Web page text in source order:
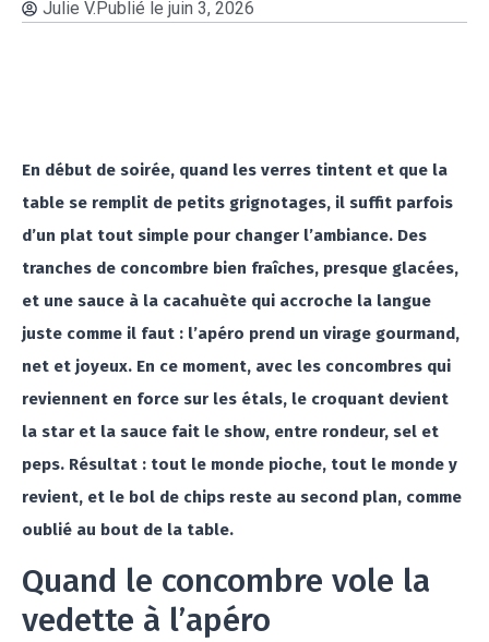
Julie V.Publié le juin 3, 2026
En début de soirée, quand les verres tintent et que la
table se remplit de petits grignotages, il suffit parfois
d’un plat tout simple pour changer l’ambiance. Des
tranches de concombre bien fraîches, presque glacées,
et une sauce à la cacahuète qui accroche la langue
juste comme il faut : l’apéro prend un virage gourmand,
net et joyeux. En ce moment, avec les concombres qui
reviennent en force sur les étals, le croquant devient
la star et la sauce fait le show, entre rondeur, sel et
peps. Résultat : tout le monde pioche, tout le monde y
revient, et le bol de chips reste au second plan, comme
oublié au bout de la table.
Quand le concombre vole la
vedette à l’apéro